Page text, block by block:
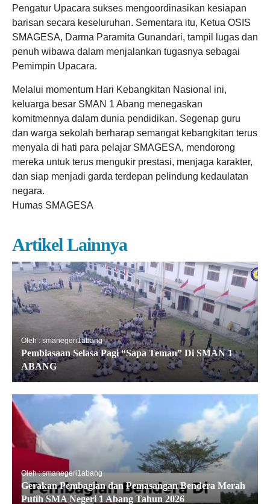
Pengatur Upacara sukses mengoordinasikan kesiapan
barisan secara keseluruhan. Sementara itu, Ketua OSIS
SMAGESA, Darma Paramita Gunandari, tampil lugas dan
penuh wibawa dalam menjalankan tugasnya sebagai
Pemimpin Upacara.
​Melalui momentum Hari Kebangkitan Nasional ini,
keluarga besar SMAN 1 Abang menegaskan
komitmennya dalam dunia pendidikan. Segenap guru
dan warga sekolah berharap semangat kebangkitan terus
menyala di hati para pelajar SMAGESA, mendorong
mereka untuk terus mengukir prestasi, menjaga karakter,
dan siap menjadi garda terdepan pelindung kedaulatan
negara.
​Humas SMAGESA
Artikel Lainnya
Oleh : smanegeri1abang
Pembiasaan Selasa Pagi “Sapa Teman” Di SMAN 1
ABANG
Oleh : smanegeri1abang
Gerakan Pembagian dan Pemasangan Bendera Merah
Putih SMA Negeri 1 Abang Tahun 2026